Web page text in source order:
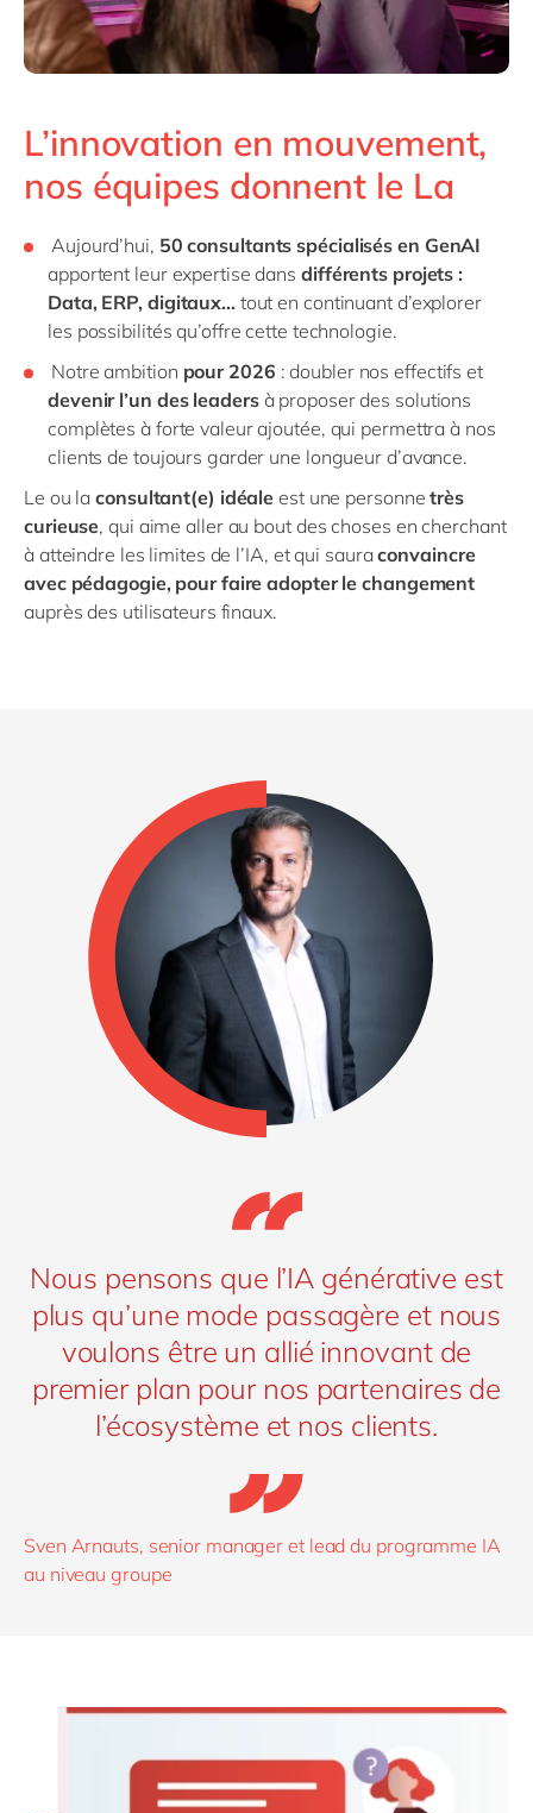
L’innovation en mouvement,
nos équipes donnent le La
Aujourd’hui, 50 consultants spécialisés en GenAI
apportent leur expertise dans différents projets :
Data, ERP, digitaux... tout en continuant d’explorer
les possibilités qu’offre cette technologie.
Notre ambition pour 2026 : doubler nos effectifs et
devenir l’un des leadersà proposer des solutions
complètes à forte valeur ajoutée, qui permettra à nos
clients de toujours garder une longueur d’avance.
Le ou laconsultant(e) idéaleest une personnetrès
curieuse, qui aime aller au bout des choses en cherchant
à atteindre les limites de l’IA, et qui sauraconvaincre
avec pédagogie, pour faire adopter le changement
auprès des utilisateurs finaux.
Nous pensons que l’IA générative est
plus qu’une mode passagère et nous
voulons être un allié innovant de
premier plan pour nos partenaires de
l’écosystème et nos clients.
Sven Arnauts, senior manager et lead du programme IA
au niveau groupe